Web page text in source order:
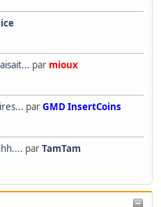
par mioux
parGMD InsertCoins
parTamTam